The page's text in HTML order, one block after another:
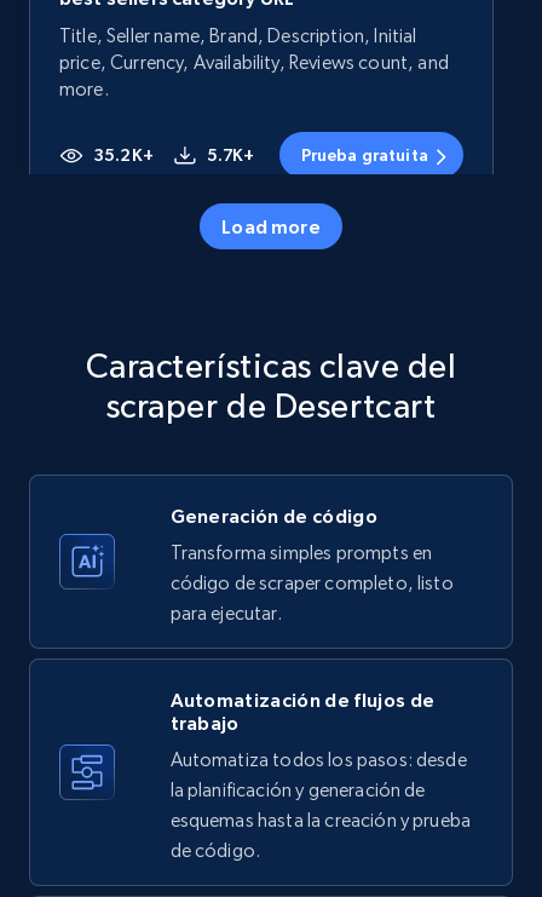
Title, Seller name, Brand, Description, Initial
price, Currency, Availability, Reviews count, and
more.
35.2K+ 5.7K+ Prueba gratuita
price, Currency, Availability, Reviews count, and
Amazon products - Collects products by
specific keywords
Title, Seller name, Brand, Description, Initial
35.2K+ 5.7K+ Prueba gratuita
Amazon products - find products by using
Load more
Características clave del
scraper de Desertcart
Generación de código
Transforma simples prompts en
código de scraper completo, listo
para ejecutar.
Automatización de flujos de
trabajo
Automatiza todos los pasos: desde
la planificación y generación de
esquemas hasta la creación y prueba
de código.